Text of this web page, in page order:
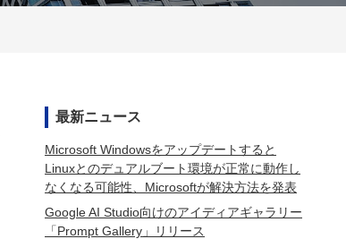
最新ニュース
Microsoft Windowsをアップデートすると
Linuxとのデュアルブート環境が正常に動作し
なくなる可能性、Microsoftが解決方法を発表
Google AI Studio向けのアイディアギャラリー
「Prompt Gallery」リリース